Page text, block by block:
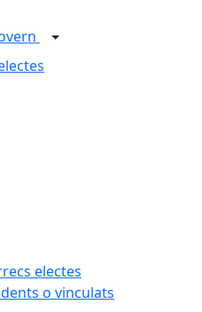
electes
o vinculats